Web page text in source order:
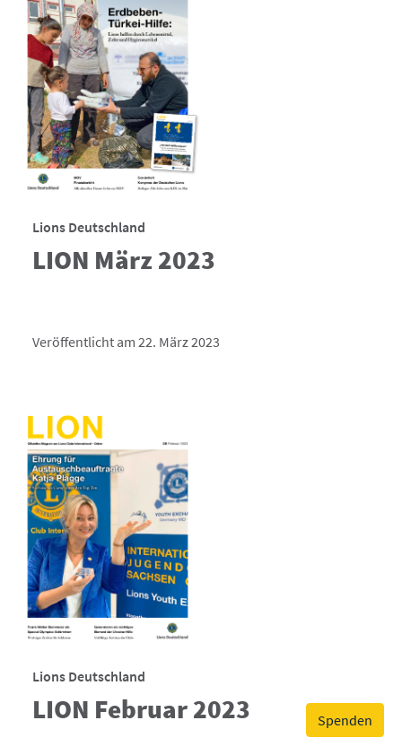
Spenden
Lions Deutschland
LION März 2023
Veröffentlicht am 22. März 2023
Lions Deutschland
LION Februar 2023